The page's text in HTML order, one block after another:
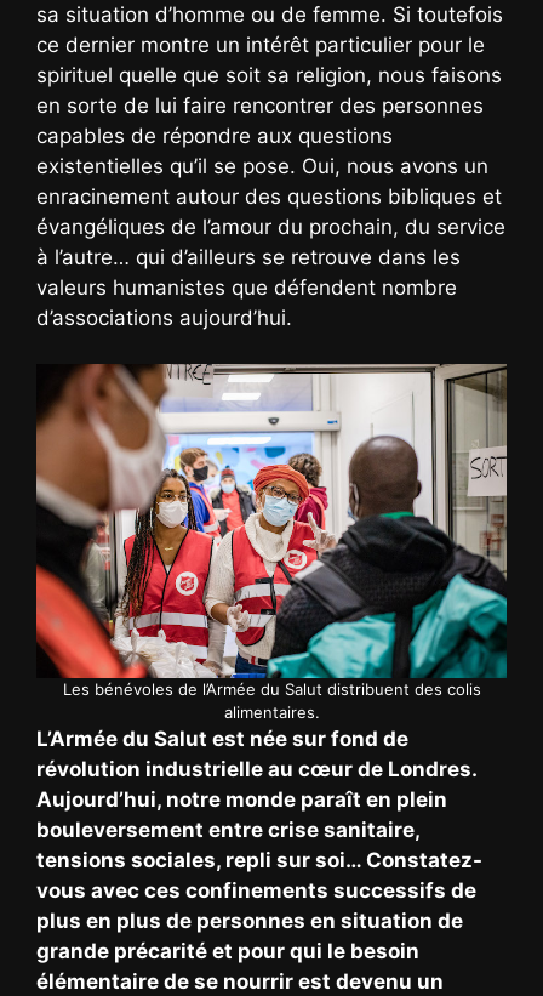
sa situation d’homme ou de femme. Si toutefois
ce dernier montre un intérêt particulier pour le
spirituel quelle que soit sa religion, nous faisons
en sorte de lui faire rencontrer des personnes
capables de répondre aux questions
existentielles qu’il se pose. Oui, nous avons un
enracinement autour des questions bibliques et
évangéliques de l’amour du prochain, du service
à l’autre… qui d’ailleurs se retrouve dans les
valeurs humanistes que défendent nombre
d’associations aujourd’hui.
Les bénévoles de l’Armée du Salut distribuent des colis
alimentaires.
L’Armée du Salut est née sur fond de
révolution industrielle au cœur de Londres.
Aujourd’hui, notre monde paraît en plein
bouleversement entre crise sanitaire,
tensions sociales, repli sur soi… Constatez-
vous avec ces confinements successifs de
plus en plus de personnes en situation de
grande précarité et pour qui le besoin
élémentaire de se nourrir est devenu un